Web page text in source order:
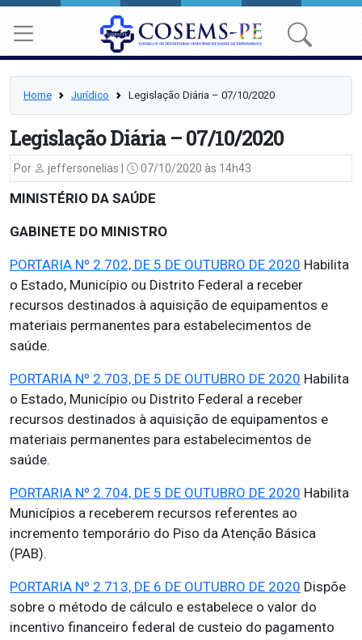
Home Jurídico Legislação Diária – 07/10/2020
Legislação Diária – 07/10/2020
Por jeffersonelias | 07/10/2020 às 14h43
MINISTÉRIO DA SAÚDE
GABINETE DO MINISTRO
PORTARIA Nº 2.702, DE 5 DE OUTUBRO DE 2020 Habilita
o Estado, Município ou Distrito Federal a receber
recursos destinados à aquisição de equipamentos e
materiais permanentes para estabelecimentos de
saúde.
PORTARIA Nº 2.703, DE 5 DE OUTUBRO DE 2020 Habilita
o Estado, Município ou Distrito Federal a receber
recursos destinados à aquisição de equipamentos e
materiais permanentes para estabelecimentos de
saúde.
PORTARIA Nº 2.704, DE 5 DE OUTUBRO DE 2020 Habilita
Municípios a receberem recursos referentes ao
incremento temporário do Piso da Atenção Básica
(PAB).
PORTARIA Nº 2.713, DE 6 DE OUTUBRO DE 2020 Dispõe
sobre o método de cálculo e estabelece o valor do
incentivo financeiro federal de custeio do pagamento